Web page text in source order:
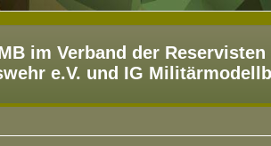
im Verband der Reservisten
e.V. und IG